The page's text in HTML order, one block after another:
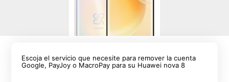
Escoja el servicio que necesite para remover la cuenta
Google, PayJoy o MacroPay para su Huawei nova 8